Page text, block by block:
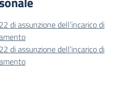
di assunzione dell’incarico di
di assunzione dell’incarico di